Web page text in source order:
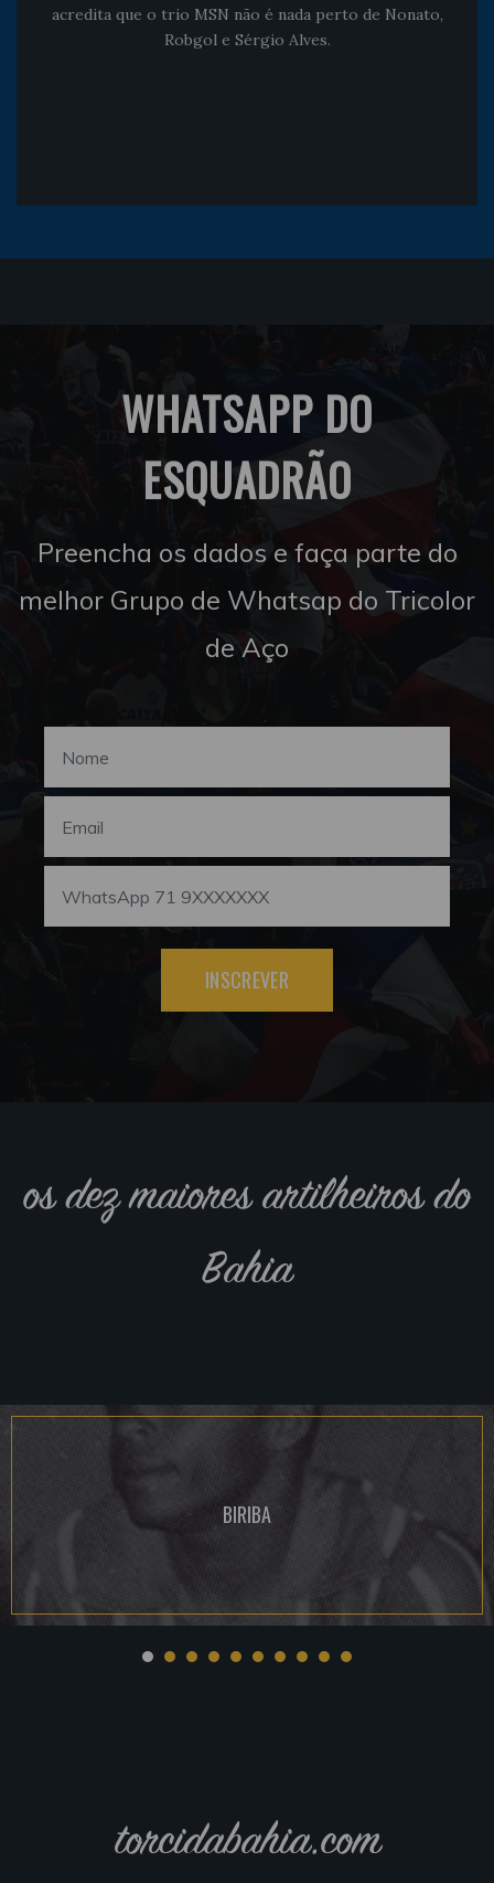
acredita que o trio MSN não é nada perto de Nonato,
Robgol e Sérgio Alves.
WHATSAPP DO
ESQUADRÃO
Preencha os dados e faça parte do
melhor Grupo de Whatsap do Tricolor
de Aço
INSCREVER
os dez maiores artilheiros do
Bahia
BIRIBA
torcidabahia.com